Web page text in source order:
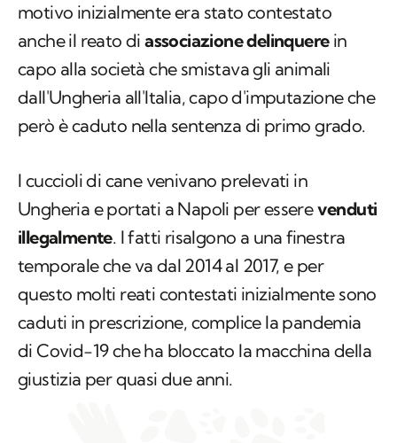
motivo inizialmente era stato contestato
anche il reato diassociazione delinquerein
capo alla società che smistava gli animali
dall'Ungheria all'Italia, capo d'imputazione che
però è caduto nella sentenza di primo grado.
I cuccioli di cane venivano prelevati in
Ungheria e portati a Napoli per esserevenduti
illegalmente. I fatti risalgono a una finestra
temporale che va dal 2014 al 2017, e per
questo molti reati contestati inizialmente sono
caduti in prescrizione, complice la pandemia
di Covid-19 che ha bloccato la macchina della
giustizia per quasi due anni.